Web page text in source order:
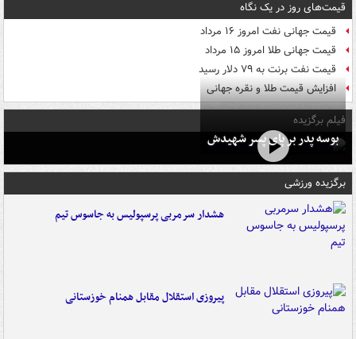
قیمت‌های روز در یک نگاه
قیمت جهانی نفت امروز ۱۶ مرداد
قیمت جهانی طلا امروز ۱۵ مرداد
قیمت نفت برنت به ۷۹ دلار رسید
افزایش قیمت طلا و نقره جهانی
فیلم برگزیده
بوسه‌ پدر بر پای پسر شهیدش
برگزیده ورزشی
هشدار سرمربی پرسپولیس به جاسوس تیم
پیروزی استقلال مقابل همنام خوزستانی